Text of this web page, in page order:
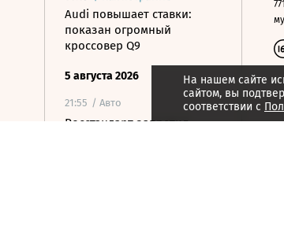
Audi повышает ставки:
показан огромный
кроссовер Q9
5 августа 2026
21:55 / Авто
Росстандарт запретил
На нашем сайте
сайтом, вы
соответствии с